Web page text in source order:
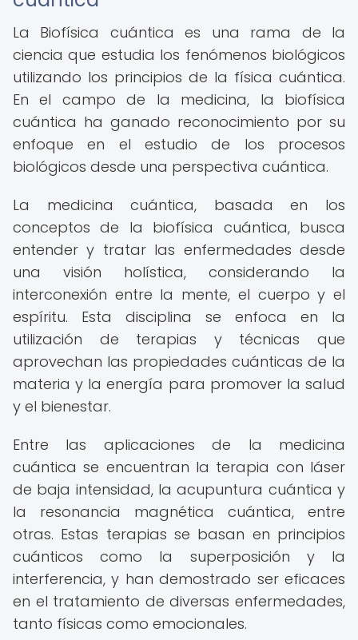
La Biofísica cuántica es una rama de la
ciencia que estudia los fenómenos biológicos
utilizando los principios de la física cuántica.
En el campo de la medicina, la biofísica
cuántica ha ganado reconocimiento por su
enfoque en el estudio de los procesos
biológicos desde una perspectiva cuántica.
La medicina cuántica, basada en los
conceptos de la biofísica cuántica, busca
entender y tratar las enfermedades desde
una visión holística, considerando la
interconexión entre la mente, el cuerpo y el
espíritu. Esta disciplina se enfoca en la
utilización de terapias y técnicas que
aprovechan las propiedades cuánticas de la
materia y la energía para promover la salud
y el bienestar.
Entre las aplicaciones de la medicina
cuántica se encuentran la terapia con láser
de baja intensidad, la acupuntura cuántica y
la resonancia magnética cuántica, entre
otras. Estas terapias se basan en principios
cuánticos como la superposición y la
interferencia, y han demostrado ser eficaces
en el tratamiento de diversas enfermedades,
tanto físicas como emocionales.